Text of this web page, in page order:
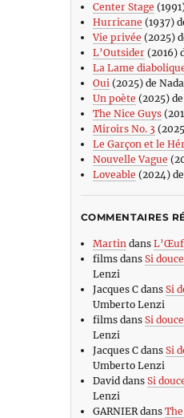
Center Stage
Hurricane (1937)
Vie privée (2025)
L’Outsider(2016)
La Lame
Oui(2025) de
Un poète (2025)
The Nice Guys
Miroirs No. 3
Le Garçon et le
Nouvelle Vague
Loveable (2024)
COMMENTAIRES
Martin dans L’Œuf
filmsdans Si
Lenzi
Jacques Cdans Si
Umberto Lenzi
filmsdans Si
Lenzi
Jacques Cdans Si
Umberto Lenzi
David dans Si
Lenzi
GARNIERdans